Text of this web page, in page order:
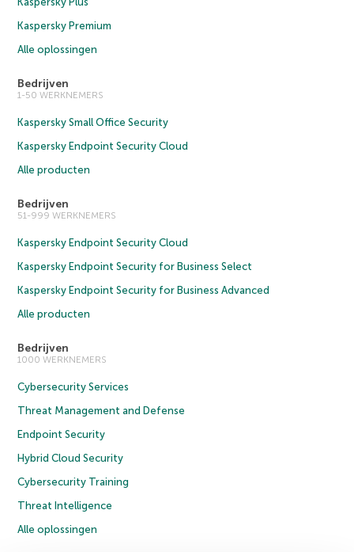
Kaspersky Premium
Alle oplossingen
Bedrijven
1-50 WERKNEMERS
Kaspersky Small Office Security
Kaspersky Endpoint Security Cloud
Alle producten
Bedrijven
51-999 WERKNEMERS
Kaspersky Endpoint Security Cloud
Kaspersky Endpoint Security for Business Select
Kaspersky Endpoint Security for Business Advanced
Alle producten
Bedrijven
1000 WERKNEMERS
Cybersecurity Services
Threat Management and Defense
Endpoint Security
Hybrid Cloud Security
Cybersecurity Training
Threat Intelligence
Alle oplossingen